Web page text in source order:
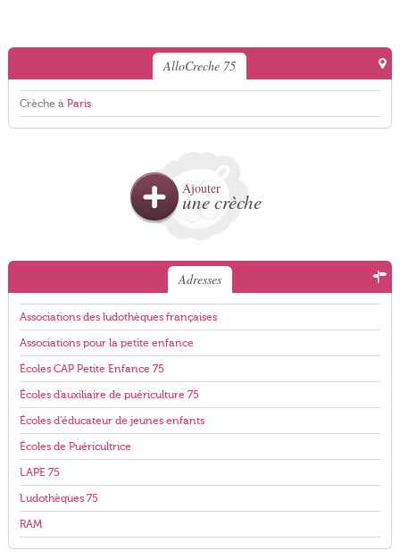
AlloCreche 75
Crèche à Paris
Ajouter
une crèche
Adresses
Associations des ludothèques françaises
Associations pour la petite enfance
Écoles CAP Petite Enfance 75
Écoles d'auxiliaire de puériculture 75
Écoles d'éducateur de jeunes enfants
Écoles de Puéricultrice
LAPE 75
Ludothèques 75
RAM